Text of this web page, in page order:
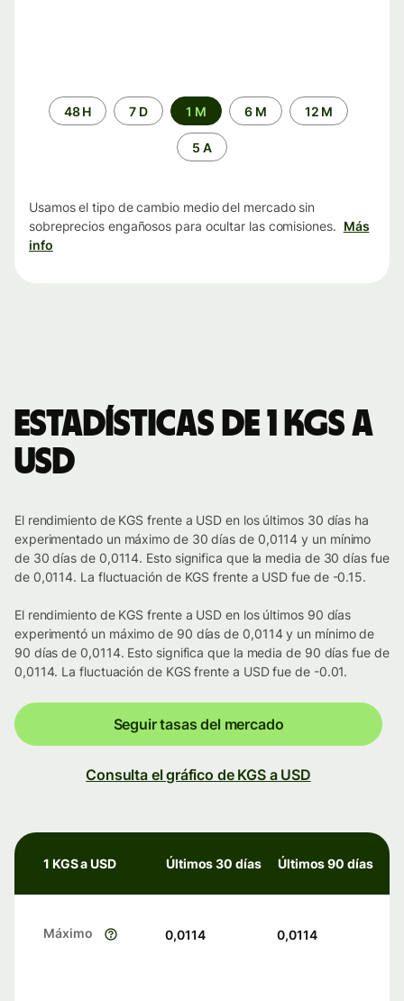
Periodo48 H 7 D 1 M 6 M 12 M
5 A
Usamos el tipo de cambio medio del mercado sin
sobreprecios engañosos para ocultar las comisiones. Más
info
Estadísticas de 1 KGS a
USD
El rendimiento de KGS frente a USD en los últimos 30 días ha
experimentado un máximo de 30 días de 0,0114 y un mínimo
de 30 días de 0,0114. Esto significa que la media de 30 días fue
de 0,0114. La fluctuación de KGS frente a USD fue de -0.15.
El rendimiento de KGS frente a USD en los últimos 90 días
experimentó un máximo de 90 días de 0,0114 y un mínimo de
90 días de 0,0114. Esto significa que la media de 90 días fue de
0,0114. La fluctuación de KGS frente a USD fue de -0.01.
Seguir tasas del mercado
Consulta el gráfico de KGS a USD
1 KGS a USD Últimos 30 días Últimos 90 días
Máximo 0,0114 0,0114